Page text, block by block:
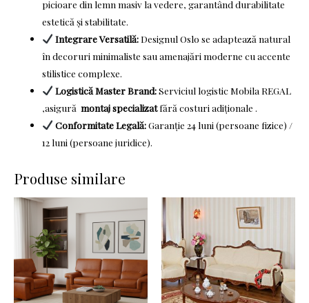
picioare din lemn masiv la vedere, garantând durabilitate
estetică și stabilitate.
Integrare Versatilă:Designul Oslo se adaptează natural
în decoruri minimaliste sau amenajări moderne cu accente
stilistice complexe.
Logistică Master Brand:Serviciul logistic Mobila REGAL
,asigură montaj specializatfără costuri adiționale .
Conformitate Legală:Garanție 24 luni (persoane fizice) /
12 luni (persoane juridice).
Produse similare